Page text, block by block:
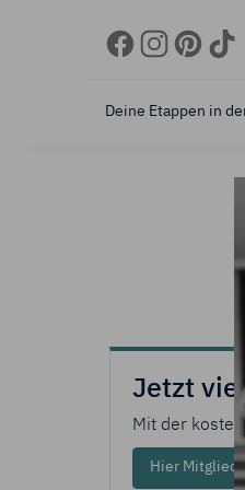
Deine Etappen in
Jetzt
Mit der
Hier Mitglied